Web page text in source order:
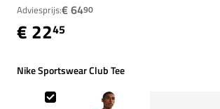
Adviesprijs:€ 6490
€ 2245
Nike Sportswear Club Tee
Nike Sportswear Club Tee